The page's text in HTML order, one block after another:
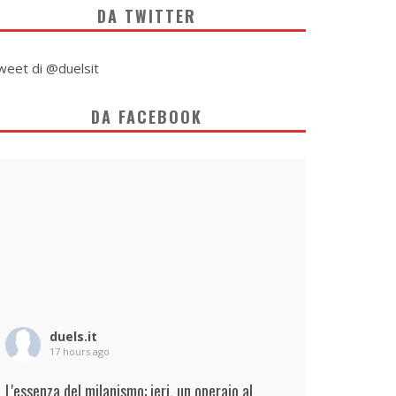
DA TWITTER
di @duelsit
DA FACEBOOK
duels.it
17 hours ago
L'essenza del milanismo: ieri, un operaio al